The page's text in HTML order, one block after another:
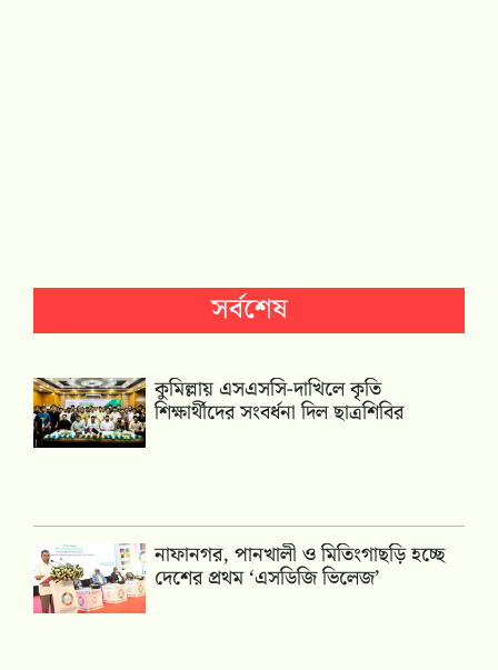
সর্বশেষ
কুমিল্লায় এসএসসি-দাখিলে কৃতি
শিক্ষার্থীদের সংবর্ধনা দিল ছাত্রশিবির
নাফানগর, পানখালী ও মিতিংগাছড়ি হচ্ছে
দেশের প্রথম ‘এসডিজি ভিলেজ’